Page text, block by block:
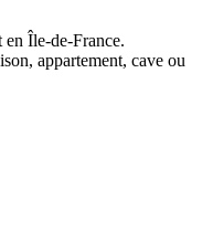
en Île-de-France.
appartement, cave ou